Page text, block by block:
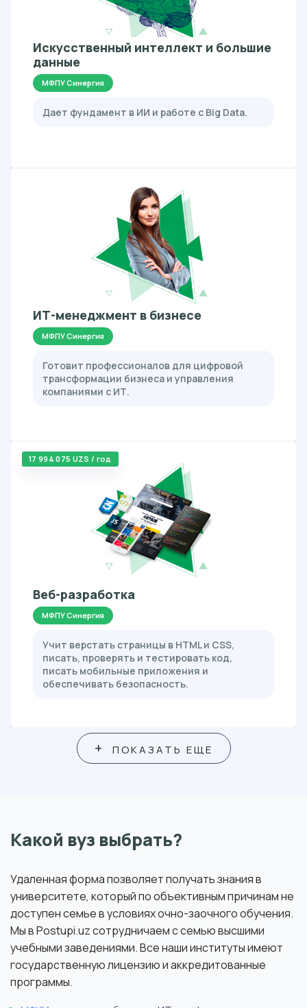
Искусственный интеллект и большие
данные
МФПУ Синергия
Дает фундамент в ИИ и работе с Big Data.
ИТ-менеджмент в бизнесе
МФПУ Синергия
Готовит профессионалов для цифровой
трансформации бизнеса и управления
компаниями с ИТ.
17 994 075 UZS / год
Веб-разработка
МФПУ Синергия
Учит верстать страницы в HTML и CSS,
писать, проверять и тестировать код,
писать мобильные приложения и
обеспечивать безопасность.
+ ПОКАЗАТЬ ЕЩЕ
Какой вуз выбрать?
Удаленная форма позволяет получать знания в
университете, который по объективным причинам не
доступен семье в условиях очно-заочного обучения.
Мы в Postupi.uz сотрудничаем с семью высшими
учебными заведениями. Все наши институты имеют
государственную лицензию и аккредитованные
программы.